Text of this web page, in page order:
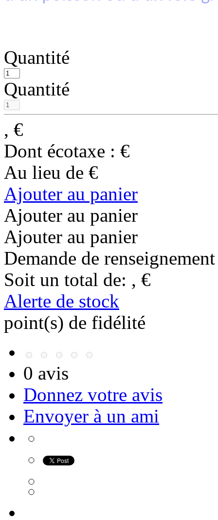
Quantité
Quantité
, €
Dont écotaxe : €
Au lieu de €
Ajouter au panier
Ajouter au panier
Ajouter au panier
Demande de renseignement
Soit un total de: , €
Alerte de stock
point(s) de fidélité
0 avis
Donnez votre avis
Envoyer à un ami